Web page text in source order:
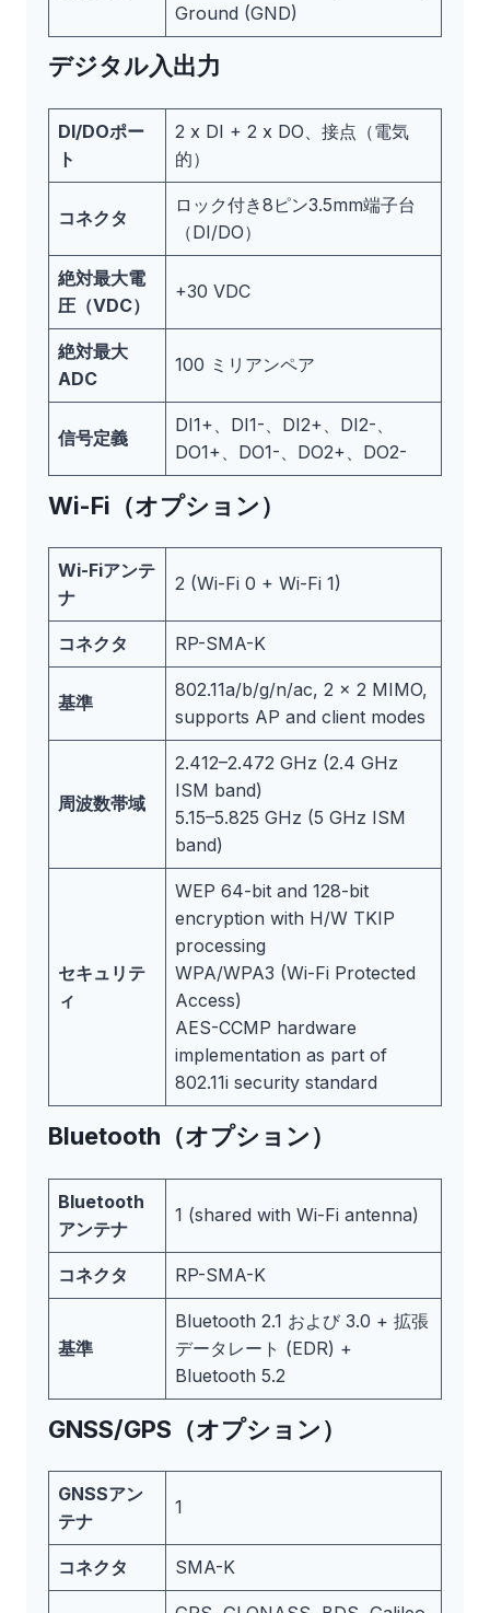
Ground (GND)
デジタル入出力
DI/DOポー
ト
2 x DI + 2 x DO、接点（電気
的）
コネクタ
ロック付き8ピン3.5mm端子台
（DI/DO）
絶対最大電
圧（VDC）
+30 VDC
絶対最大
ADC
100 ミリアンペア
信号定義
DI1+、DI1-、DI2+、DI2-、
DO1+、DO1-、DO2+、DO2-
Wi-Fi（オプション）
Wi-Fiアンテ
ナ
2 (Wi-Fi 0 + Wi-Fi 1)
コネクタ RP-SMA-K
基準
802.11a/b/g/n/ac, 2 x 2 MIMO,
supports AP and client modes
周波数帯域
2.412–2.472 GHz (2.4 GHz
ISM band)
5.15–5.825 GHz (5 GHz ISM
band)
セキュリテ
ィ
WEP 64-bit and 128-bit
encryption with H/W TKIP
processing
WPA/WPA3 (Wi-Fi Protected
Access)
AES-CCMP hardware
implementation as part of
802.11i security standard
Bluetooth（オプション）
Bluetooth
アンテナ
1 (shared with Wi-Fi antenna)
コネクタ RP-SMA-K
基準
Bluetooth 2.1 および 3.0 + 拡張
データレート (EDR) +
Bluetooth 5.2
GNSS/GPS（オプション）
GNSSアン
テナ
1
コネクタ SMA-K